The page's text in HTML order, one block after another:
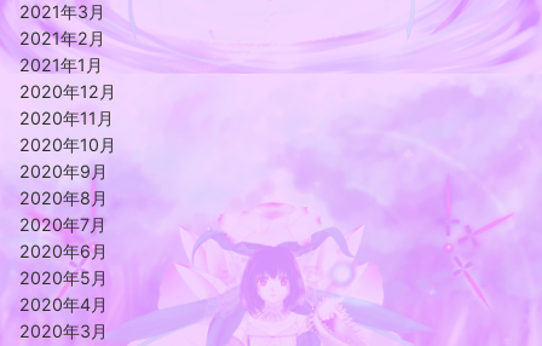
2021年3月
2021年2月
2021年1月
2020年12月
2020年11月
2020年10月
2020年9月
2020年8月
2020年7月
2020年6月
2020年5月
2020年4月
2020年3月